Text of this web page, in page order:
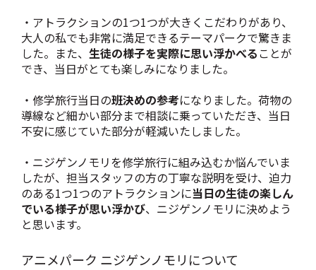
・アトラクションの1つ1つが大きくこだわりがあり、
大人の私でも非常に満足できるテーマパークで驚きま
した。また、 生徒の様子を実際に思い浮かべる ことが
でき、当日がとても楽しみになりました。
・修学旅行当日の班決めの参考になりました。荷物の
導線など細かい部分まで相談に乗っていただき、当日
不安に感じていた部分が軽減いたしました。
・ニジゲンノモリを修学旅行に組み込むか悩んでいま
したが、担当スタッフの方の丁寧な説明を受け、迫力
のある1つ1つのアトラクションに当日の生徒の楽しん
でいる様子が思い浮かび、ニジゲンノモリに決めよう
と思います。
アニメパーク ニジゲンノモリについて